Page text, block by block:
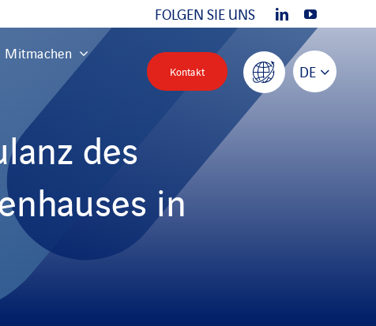
FOLGEN SIE UNS
Mitmachen
DE
Kontakt
des
in